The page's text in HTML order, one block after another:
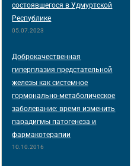
состоявшегося в Удмуртской
Республике
05.07.2023
Доброкачественная
гиперплазия предстательной
железы как системное
гормонально-метаболическое
заболевание: время изменить
парадигмы патогенеза и
фармакотерапии
10.10.2016